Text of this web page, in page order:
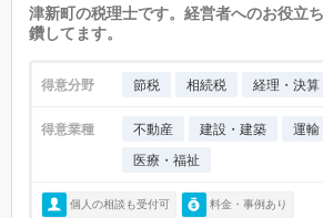
津新町の税理士です。経営者へのお役立
鑽してます。
得意分野 節税 相続税 経理・決算
得意業種 不動産 建設・建築 運輸
医療・福祉
個人の相談も受付可 料金・事例あり